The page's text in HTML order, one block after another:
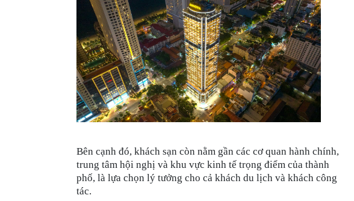
Bên cạnh đó, khách sạn còn nằm gần các cơ quan hành chính,
trung tâm hội nghị và khu vực kinh tế trọng điểm của thành
phố, là lựa chọn lý tưởng cho cả khách du lịch và khách công
tác.